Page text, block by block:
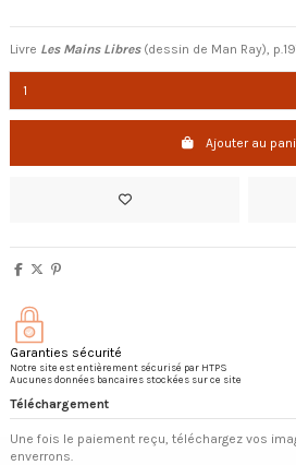
Livre Les Mains Libres(dessin de Man Ray),
Ajouter au
Garanties sécurité
Notre site est entièrement sécurisé par HTPS
Aucunes données bancaires stockées sur ce site
Téléchargement
Une fois le paiement reçu, téléchargez vos
enverrons.